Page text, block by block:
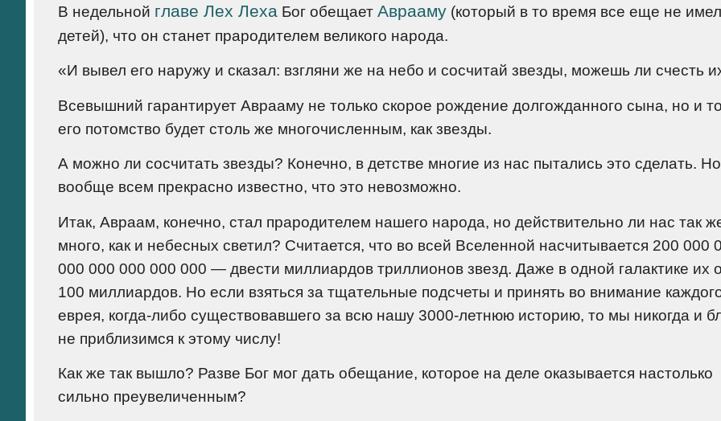
В недельной главе Лех Леха Бог обещает Аврааму (который в то время все еще не имел
детей), что он станет прародителем великого народа.
«И вывел его наружу и сказал: взгляни же на небо и сосчитай звезды, можешь ли счесть
Всевышний гарантирует Аврааму не только скорое рождение долгожданного сына, но и
его потомство будет столь же многочисленным, как звезды.
А можно ли сосчитать звезды? Конечно, в детстве многие из нас пытались это сделать. Но
вообще всем прекрасно известно, что это невозможно.
Итак, Авраам, конечно, стал прародителем нашего народа, но действительно ли нас так
много, как и небесных светил? Считается, что во всей Вселенной насчитывается 200 000
000 000 000 000 000 — двести миллиардов триллионов звезд. Даже в одной галактике их
100 миллиардов. Но если взяться за тщательные подсчеты и принять во внимание
еврея, когда-либо существовавшего за всю нашу 3000-летнюю историю, то мы никогда и
не приблизимся к этому числу!
Как же так вышло? Разве Бог мог дать обещание, которое на деле оказывается настолько
сильно преувеличенным?